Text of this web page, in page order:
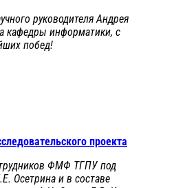
руководителя Андрея
кафедры информатики, с
побед!
проекта
ФМФ ТГПУ под
Осетрина и в составе